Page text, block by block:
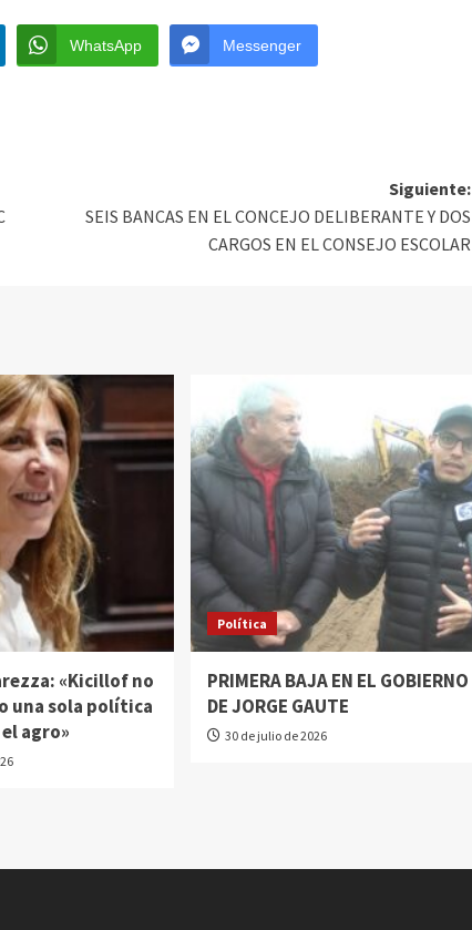
WhatsApp Messenger
Siguiente:
SEIS BANCAS EN EL CONCEJO DELIBERANTE Y DOS
CARGOS EN EL CONSEJO ESCOLAR
«Kicillof no
una sola política
agro»
Política
PRIMERA BAJA EN EL GOBIERNO
DE JORGE GAUTE
30 de julio de 2026